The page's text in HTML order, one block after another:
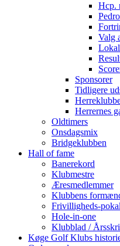
Hcp.
Pedro
Valg
Sponsorer
Tidligere
Herrernes
Oldtimers
Onsdagsmix
Bridgeklubben
Hall of fame
Banerekord
Klubmestre
Æresmedlemmer
Klubbens
Frivilligheds-
Hole-in-one
Klubblad /
Køge Golf Klubs